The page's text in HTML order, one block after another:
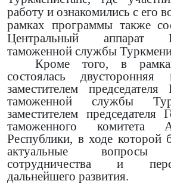
работу и ознакомились с его
рамках программы также
Центральный аппарат
таможенной службы
Кроме того, в
состоялась
заместителем председателя
таможенной службы
заместителем председателя
таможенного комитета
Республики, в ходе
актуальные вопросы
сотрудничества и
дальнейшего развития.